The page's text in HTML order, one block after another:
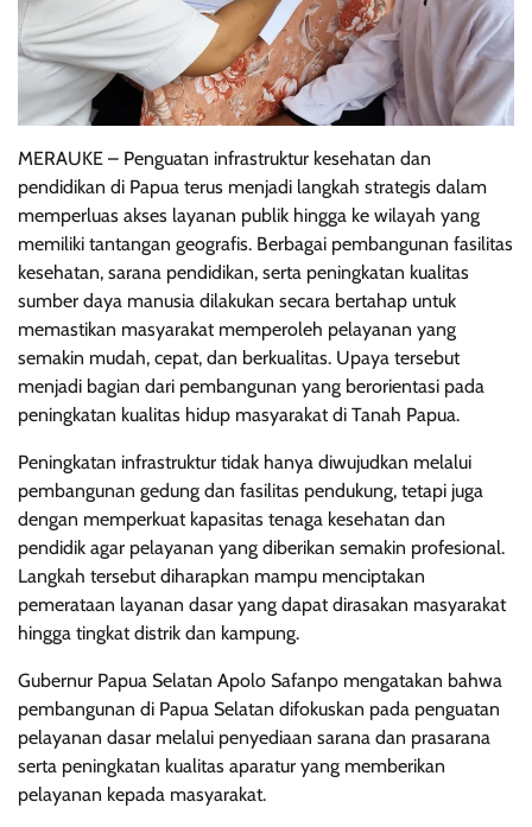
MERAUKE – Penguatan infrastruktur kesehatan dan
pendidikan di Papua terus menjadi langkah strategis dalam
memperluas akses layanan publik hingga ke wilayah yang
memiliki tantangan geografis. Berbagai pembangunan fasilitas
kesehatan, sarana pendidikan, serta peningkatan kualitas
sumber daya manusia dilakukan secara bertahap untuk
memastikan masyarakat memperoleh pelayanan yang
semakin mudah, cepat, dan berkualitas. Upaya tersebut
menjadi bagian dari pembangunan yang berorientasi pada
peningkatan kualitas hidup masyarakat di Tanah Papua.
Peningkatan infrastruktur tidak hanya diwujudkan melalui
pembangunan gedung dan fasilitas pendukung, tetapi juga
dengan memperkuat kapasitas tenaga kesehatan dan
pendidik agar pelayanan yang diberikan semakin profesional.
Langkah tersebut diharapkan mampu menciptakan
pemerataan layanan dasar yang dapat dirasakan masyarakat
hingga tingkat distrik dan kampung.
Gubernur Papua Selatan Apolo Safanpo mengatakan bahwa
pembangunan di Papua Selatan difokuskan pada penguatan
pelayanan dasar melalui penyediaan sarana dan prasarana
serta peningkatan kualitas aparatur yang memberikan
pelayanan kepada masyarakat.